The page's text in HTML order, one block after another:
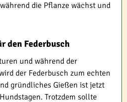
die Pflanze wächst und
den Federbusch
und während der
der Federbusch zum echten
gründliches Gießen ist jetzt
Trotzdem sollte